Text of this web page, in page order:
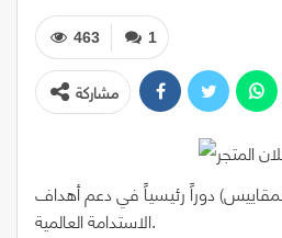
1
463
مشاركة
دوراً رئيسياً في دعم أهداف
الاستدامة العالمية.